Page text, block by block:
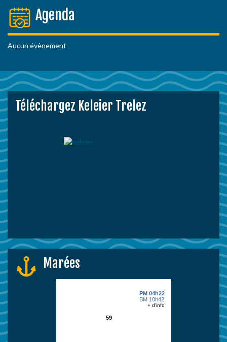
Agenda
Aucun évènement
Téléchargez Keleier Trelez
Marées